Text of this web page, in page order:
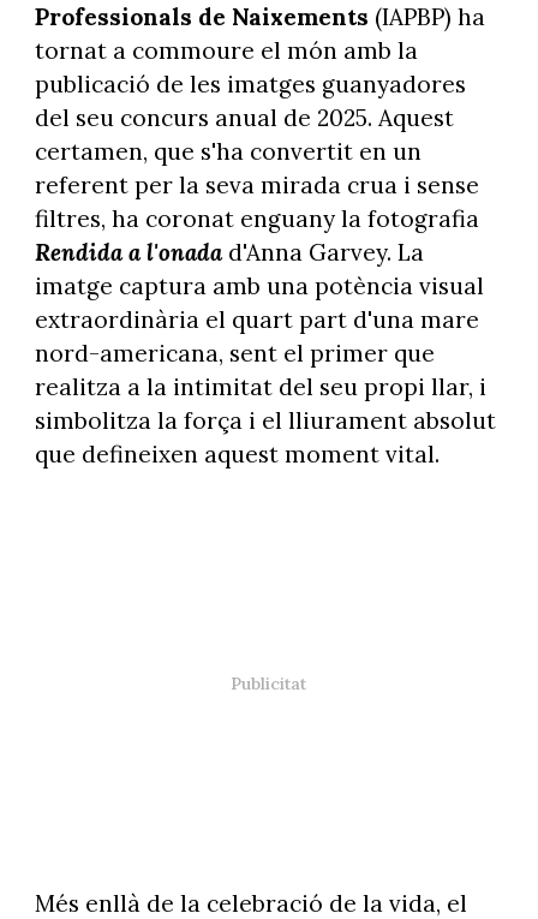
Professionals de Naixements (IAPBP) ha
tornat a commoure el món amb la
publicació de les imatges guanyadores
del seu concurs anual de 2025. Aquest
certamen, que s'ha convertit en un
referent per la seva mirada crua i sense
filtres, ha coronat enguany la fotografia
Rendida a l'onada d'Anna Garvey. La
imatge captura amb una potència visual
extraordinària el quart part d'una mare
nord-americana, sent el primer que
realitza a la intimitat del seu propi llar, i
simbolitza la força i el lliurament absolut
que defineixen aquest moment vital.
Més enllà de la celebració de la vida, el